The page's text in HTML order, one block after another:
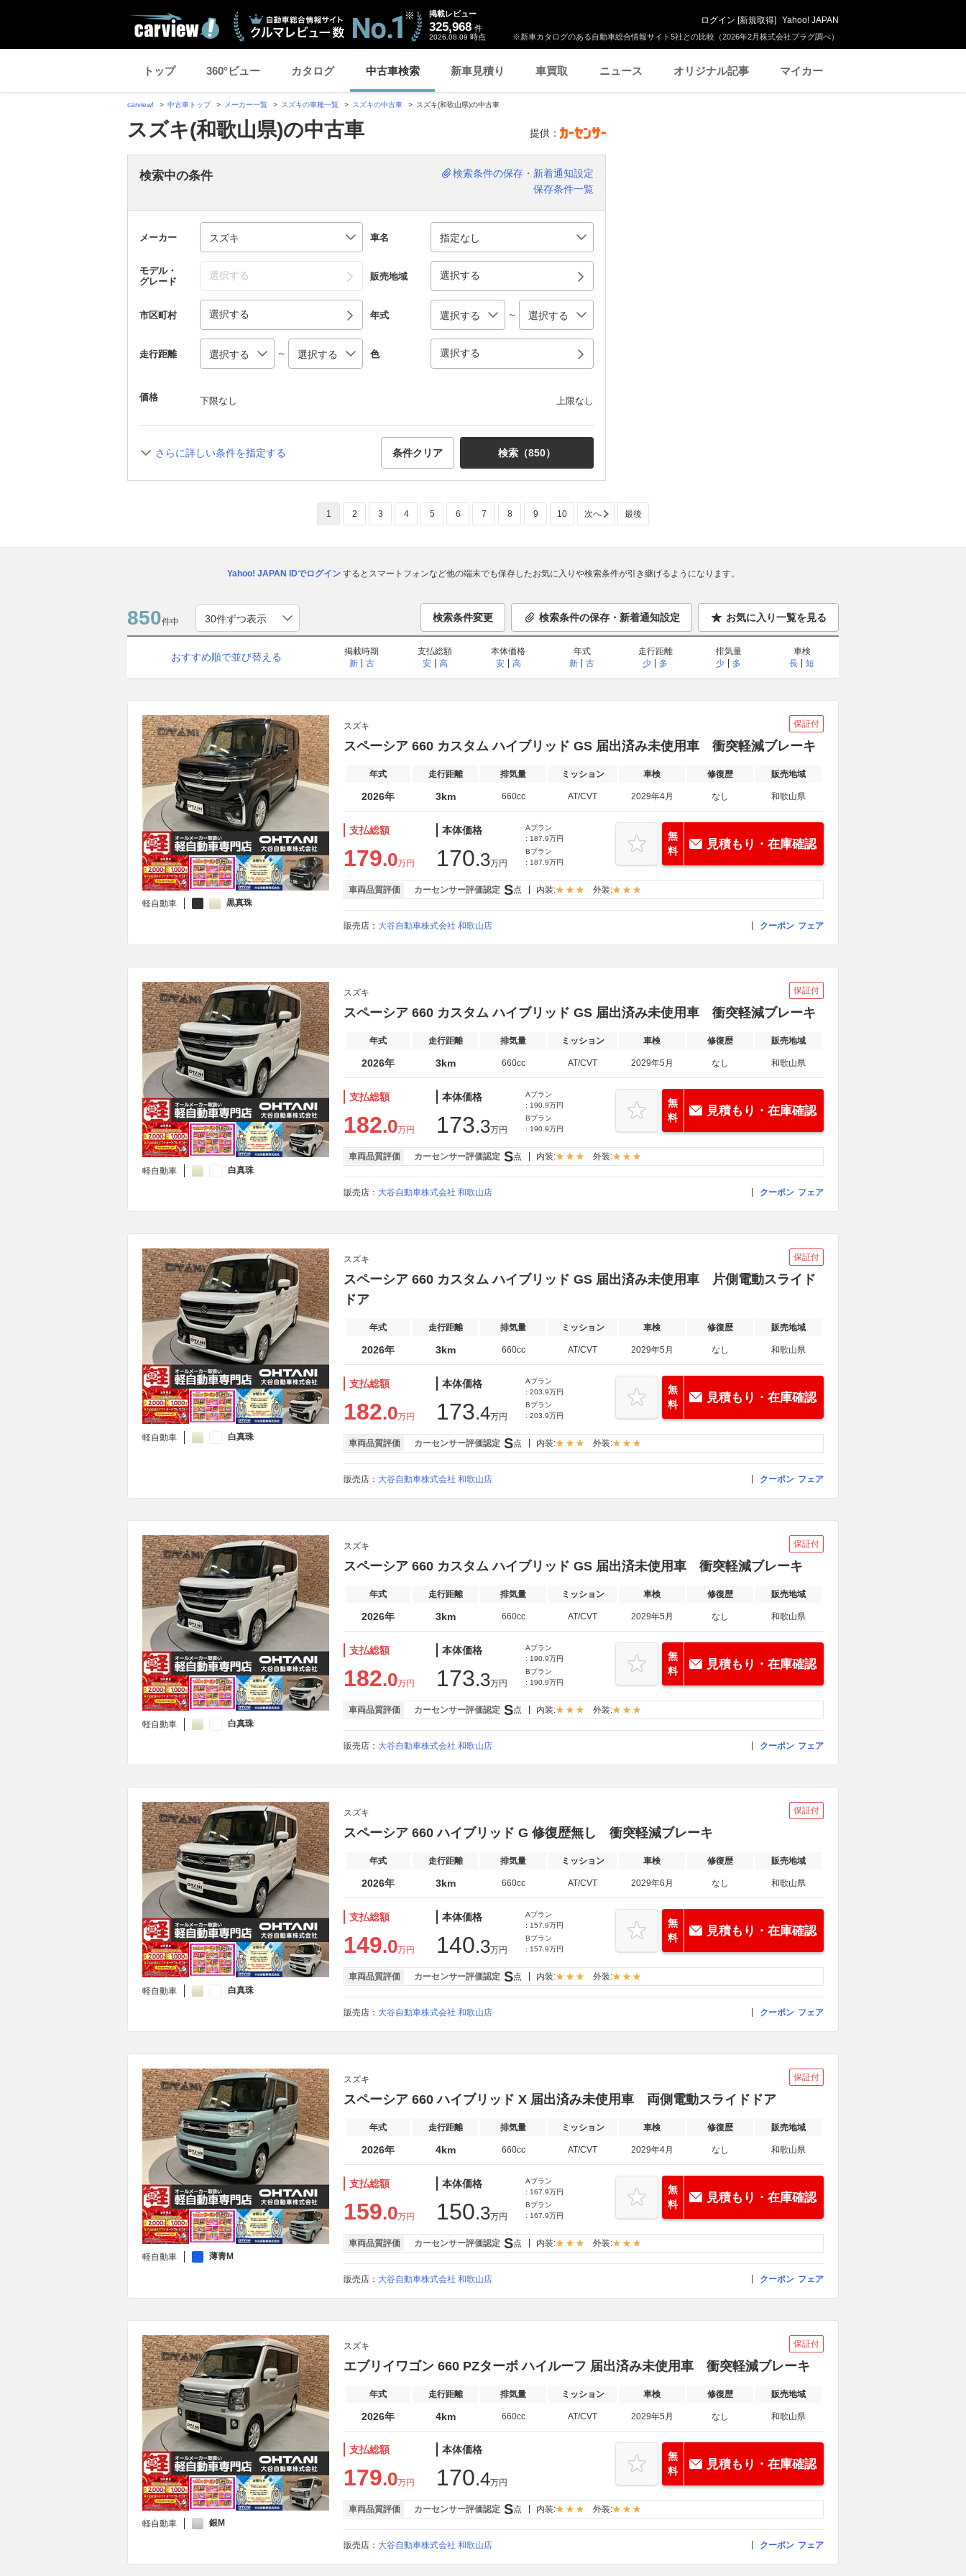
※新車カタログのある自動車総合情報サイト5社との比較（2026年2月株式会社プラグ調べ）
掲載レビュー
325,968 件
2026.08.09 時点
ログイン [新規取得] Yahoo! JAPAN
トップ 360°ビュー カタログ 中古車検索 新車見積り 車買取 ニュース オリジナル記事 マイカー
carview! 中古車トップ メーカー一覧 スズキの車種一覧 スズキの中古車 スズキ(和歌山県)の中古車
スズキ(和歌山県)の中古車 提供：
検索中の条件
検索条件の保存・新着通知設定
保存条件一覧
メーカー 車名
モデル・
グレード
選択する 販売地域 選択する
市区町村 選択する 年式 ～
走行距離 ～ 色 選択する
価格 下限なし 上限なし
さらに詳しい条件を指定する 条件クリア 検索（850）
1 2 3 4 5 6 7 8 9 10 次へ 最後
Yahoo! JAPAN IDでログインするとスマートフォンなど他の端末でも保存したお気に入りや検索条件が引き継げるようになります。
850件中 検索条件変更 検索条件の保存・新着通知設定 お気に入り一覧を見る
おすすめ順で並び替える
掲載時期
新
古
支払総額
安
高
本体価格
安
高
年式
新
古
走行距離
少
多
排気量
少
多
車検
長
短
軽自動車 黒真珠
スズキ 保証付
スペーシア 660 カスタム ハイブリッド GS 届出済み未使用車 衝突軽減ブレーキ
年式 走行距離 排気量 ミッション 車検 修復歴 販売地域
2026年 3km 660cc AT/CVT 2029年4月 なし 和歌山県
支払総額
179.0万円
本体価格
170.3万円
Aプラン
: 187.9万円
Bプラン
: 187.9万円
無
料
見積もり・在庫確認
車両品質評価 カーセンサー評価認定 S点 内装: 外装:
販売店： 大谷自動車株式会社 和歌山店 クーポン フェア
軽自動車 白真珠
スズキ 保証付
スペーシア 660 カスタム ハイブリッド GS 届出済み未使用車 衝突軽減ブレーキ
年式 走行距離 排気量 ミッション 車検 修復歴 販売地域
2026年 3km 660cc AT/CVT 2029年5月 なし 和歌山県
支払総額
182.0万円
本体価格
173.3万円
Aプラン
: 190.9万円
Bプラン
: 190.9万円
無
料
見積もり・在庫確認
車両品質評価 カーセンサー評価認定 S点 内装: 外装:
販売店： 大谷自動車株式会社 和歌山店 クーポン フェア
軽自動車 白真珠
スズキ 保証付
スペーシア 660 カスタム ハイブリッド GS 届出済み未使用車 片側電動スライド
ドア
年式 走行距離 排気量 ミッション 車検 修復歴 販売地域
2026年 3km 660cc AT/CVT 2029年5月 なし 和歌山県
支払総額
182.0万円
本体価格
173.4万円
Aプラン
: 203.9万円
Bプラン
: 203.9万円
無
料
見積もり・在庫確認
車両品質評価 カーセンサー評価認定 S点 内装: 外装:
販売店： 大谷自動車株式会社 和歌山店 クーポン フェア
軽自動車 白真珠
スズキ 保証付
スペーシア 660 カスタム ハイブリッド GS 届出済未使用車 衝突軽減ブレーキ
年式 走行距離 排気量 ミッション 車検 修復歴 販売地域
2026年 3km 660cc AT/CVT 2029年5月 なし 和歌山県
支払総額
182.0万円
本体価格
173.3万円
Aプラン
: 190.9万円
Bプラン
: 190.9万円
無
料
見積もり・在庫確認
車両品質評価 カーセンサー評価認定 S点 内装: 外装:
販売店： 大谷自動車株式会社 和歌山店 クーポン フェア
軽自動車 白真珠
スズキ 保証付
スペーシア 660 ハイブリッド G 修復歴無し 衝突軽減ブレーキ
年式 走行距離 排気量 ミッション 車検 修復歴 販売地域
2026年 3km 660cc AT/CVT 2029年6月 なし 和歌山県
支払総額
149.0万円
本体価格
140.3万円
Aプラン
: 157.9万円
Bプラン
: 157.9万円
無
料
見積もり・在庫確認
車両品質評価 カーセンサー評価認定 S点 内装: 外装:
販売店： 大谷自動車株式会社 和歌山店 クーポン フェア
軽自動車 薄青M
スズキ 保証付
スペーシア 660 ハイブリッド X 届出済み未使用車 両側電動スライドドア
年式 走行距離 排気量 ミッション 車検 修復歴 販売地域
2026年 4km 660cc AT/CVT 2029年4月 なし 和歌山県
支払総額
159.0万円
本体価格
150.3万円
Aプラン
: 167.9万円
Bプラン
: 167.9万円
無
料
見積もり・在庫確認
車両品質評価 カーセンサー評価認定 S点 内装: 外装:
販売店： 大谷自動車株式会社 和歌山店 クーポン フェア
軽自動車 銀M
スズキ 保証付
エブリイワゴン 660 PZターボ ハイルーフ 届出済み未使用車 衝突軽減ブレーキ
年式 走行距離 排気量 ミッション 車検 修復歴 販売地域
2026年 4km 660cc AT/CVT 2029年5月 なし 和歌山県
支払総額
179.0万円
本体価格
170.4万円
無
料
見積もり・在庫確認
車両品質評価 カーセンサー評価認定 S点 内装: 外装:
販売店： 大谷自動車株式会社 和歌山店 クーポン フェア